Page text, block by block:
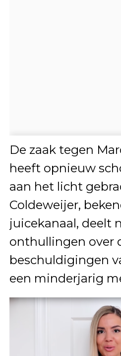
De zaak tegen
heeft opnieuw
aan het licht
Coldeweijer,
juicekanaal, deelt
onthullingen over
beschuldigingen
een minderjarig